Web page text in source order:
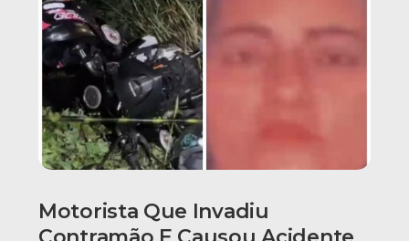
Motorista Que Invadiu